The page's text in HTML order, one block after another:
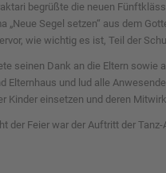
begrüßte die neuen
„Neue Segel setzen“ aus dem
wie wichtig es ist, Teil der
seinen Dank an die Eltern sowie
Elternhaus und lud alle
Kinder einsetzen und deren
der Feier war der Auftritt der